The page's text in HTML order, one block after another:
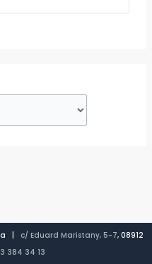
| c/ Eduard Maristany, 5-7, 08912
384 34 13